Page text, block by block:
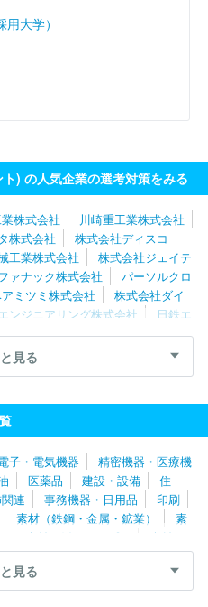
大学）
) の人気企業の選考対策をみる
株式会社
川崎重工業株式会社
株式会社
株式会社ディスコ
工業株式会社
株式会社ジェイテ
ァナック株式会社
パーソルクロ
アミツミ株式会社
株式会社ダイ
ンジニアリング株式会社
日鉄エ
マキタ 日本精工株式会社
東
式会社堀場製作所
株式会社荏原
ＵＢＥ株式会社
オルガノ株
マ 三浦工業株式会社
ヤンマ
ＣＫＤ株式会社
ＴＨＫ株式会社
会社
日立グローバルライフソ
社不二越
株式会社日本製鋼所
見る
子・電気機器
精密機器・医療機
医薬品 建設・設備
住
連 事務機器・日用品
印刷
素材（鉄鋼・金属・鉱業）
素
素材（紙・パルプ）
素材
・飼料 その他
見る